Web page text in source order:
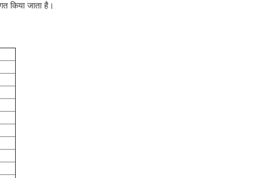
किया जाता है।